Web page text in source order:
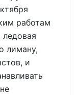
работам
лиману,
и